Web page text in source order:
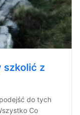
szkolić z
do tych
Co